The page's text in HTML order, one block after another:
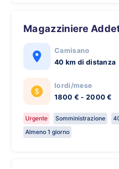
Magazziniere
Camisano
40 km di distanza
lordi/mese
1800 € - 2000 €
Urgente Somministrazione
Almeno 1 giorno